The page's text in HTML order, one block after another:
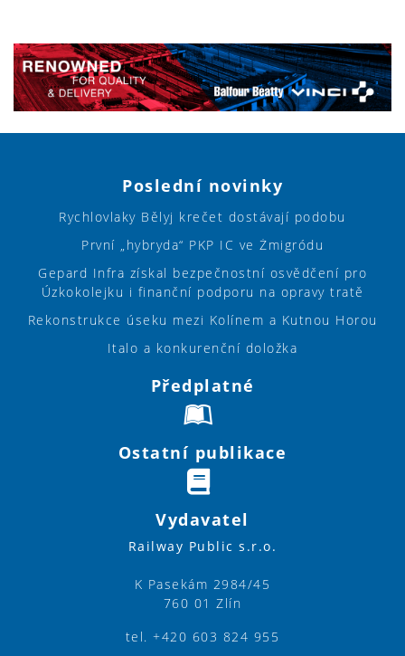
Poslední novinky
Rychlovlaky Bělyj krečet dostávají podobu
První „hybryda“ PKP IC ve Żmigródu
Gepard Infra získal bezpečnostní osvědčení pro
Úzkokolejku i finanční podporu na opravy tratě
Rekonstrukce úseku mezi Kolínem a Kutnou Horou
Italo a konkurenční doložka
Předplatné
Ostatní publikace
Vydavatel
Railway Public s.r.o.
K Pasekám 2984/45
760 01 Zlín
tel. +420 603 824 955